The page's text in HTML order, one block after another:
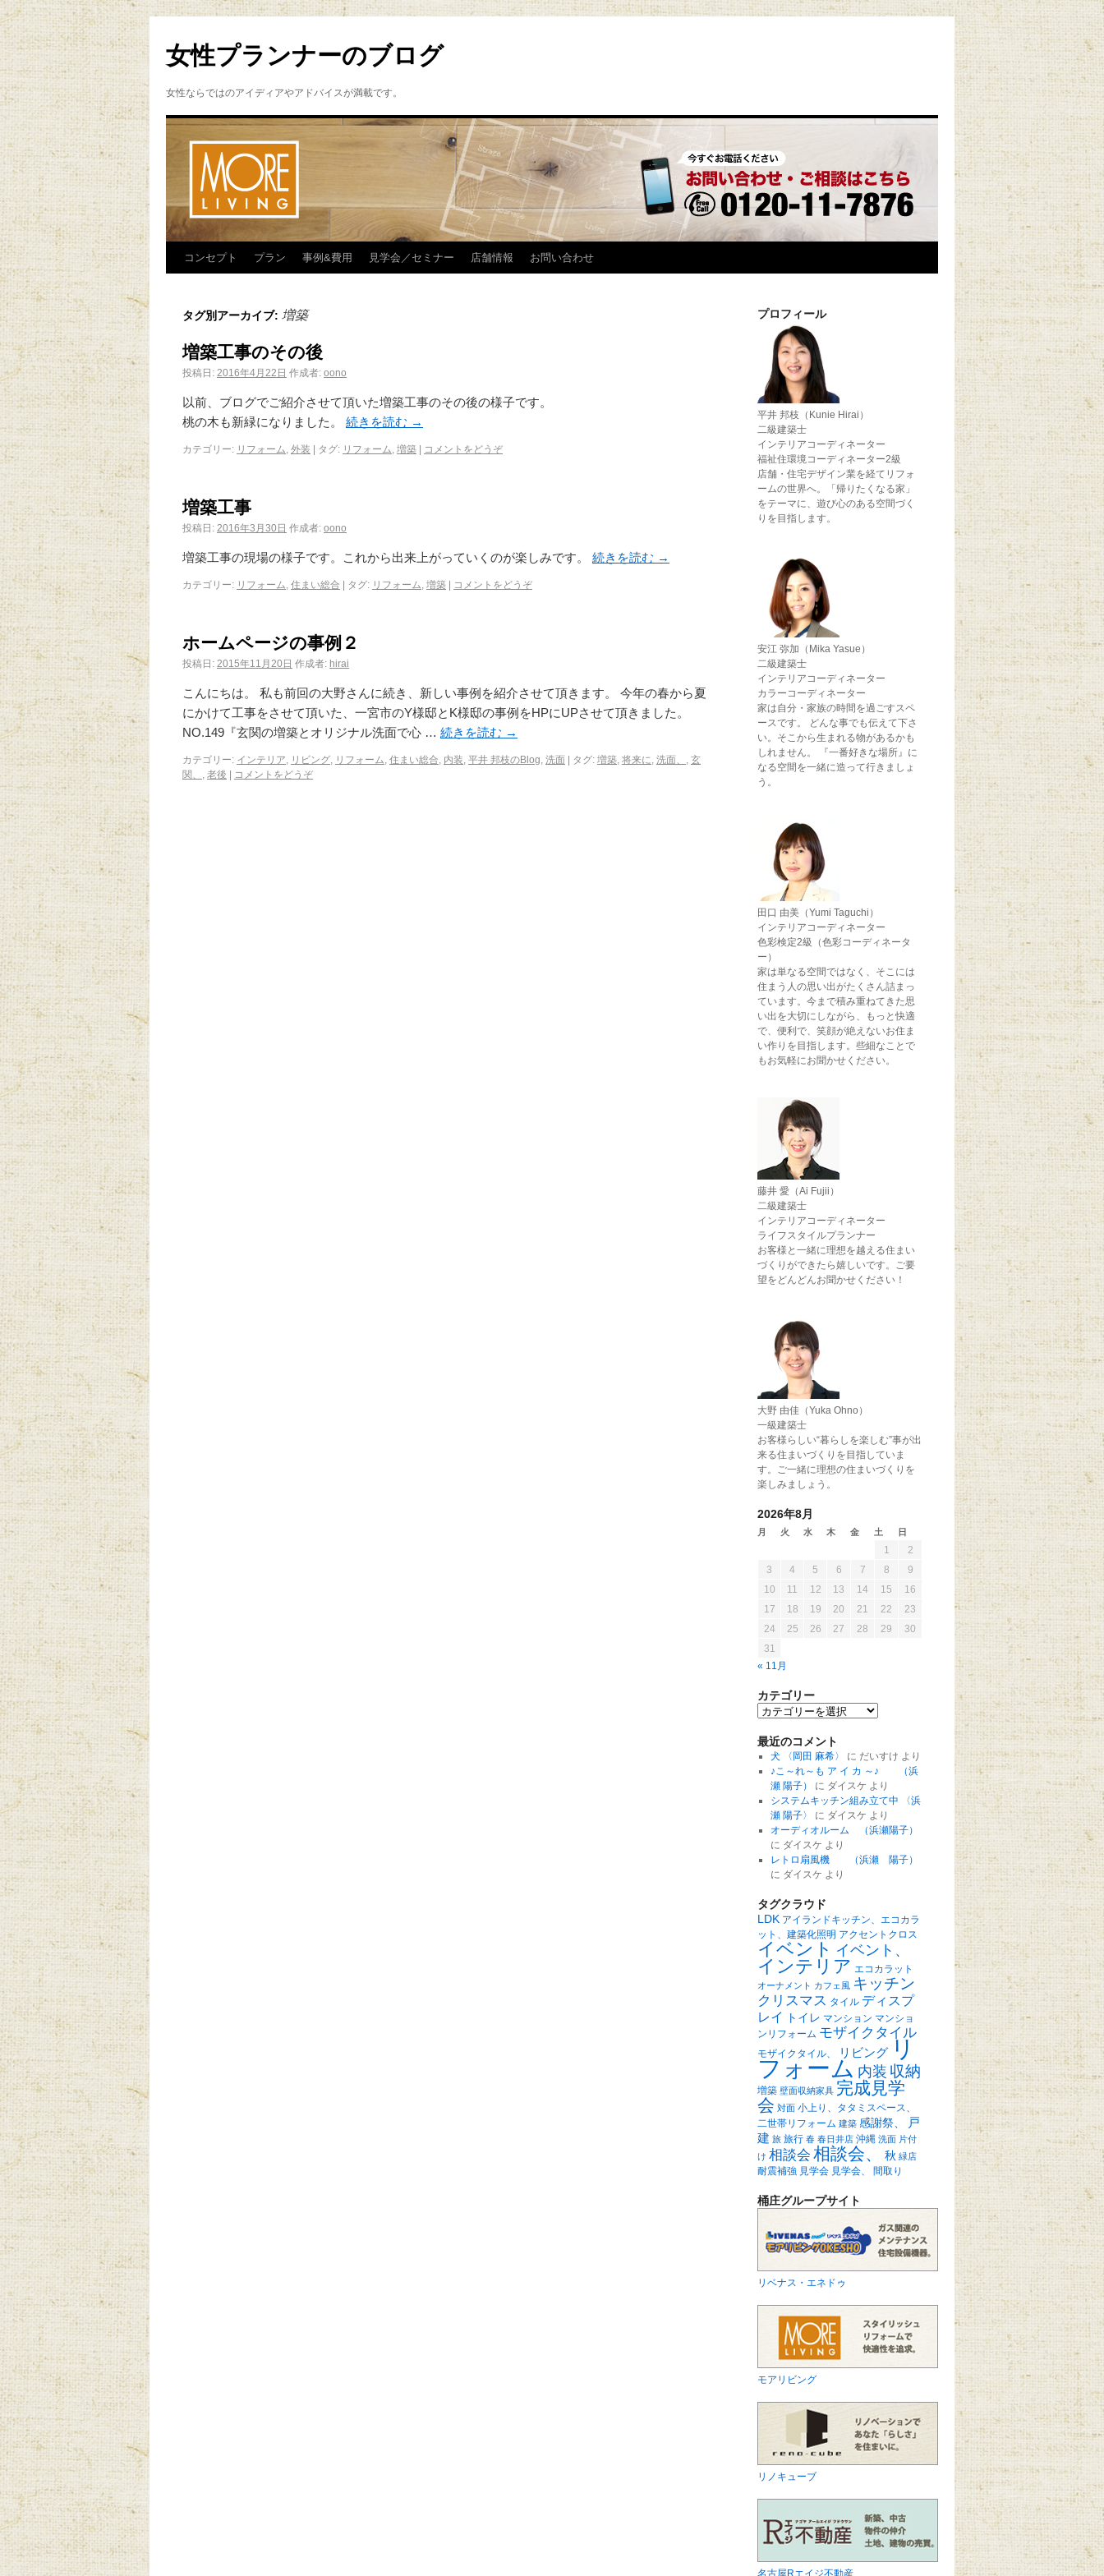
女性プランナーのブログ
女性ならではのアイディアやアドバイスが満載です。
コンセプト プラン 事例&費用 見学会／セミナー 店舗情報 お問い合わせ
タグ別アーカイブ: 増築
増築工事のその後
投稿日: 2016年4月22日 作成者: oono
以前、ブログでご紹介させて頂いた増築工事のその後の様子です。
桃の木も新緑になりました。 続きを読む →
カテゴリー: リフォーム, 外装 タグ: リフォーム, 増築 コメントをどうぞ
増築工事
投稿日: 2016年3月30日 作成者: oono
増築工事の現場の様子です。これから出来上がっていくのが楽しみです。 続きを読む →
カテゴリー: リフォーム, 住まい総合 タグ: リフォーム, 増築 コメントをどうぞ
ホームページの事例２
投稿日: 2015年11月20日 作成者: hirai
こんにちは。 私も前回の大野さんに続き、新しい事例を紹介させて頂きます。 今年の春から夏
にかけて工事をさせて頂いた、一宮市のY様邸とK様邸の事例をHPにUPさせて頂きました。
NO.149『玄関の増築とオリジナル洗面で心 … 続きを読む →
カテゴリー: インテリア, リビング, リフォーム, 住まい総合, 内装, 平井 邦枝のBlog, 洗面 タグ: 増築, 将来に, 洗面、 , 玄
関、 , 老後 コメントをどうぞ
プロフィール
平井 邦枝（Kunie Hirai）
二級建築士
インテリアコーディネーター
福祉住環境コーディネーター2級
店舗・住宅デザイン業を経てリフォ
ームの世界へ。「帰りたくなる家」
をテーマに、遊び心のある空間づく
りを目指します。
安江 弥加（Mika Yasue）
二級建築士
インテリアコーディネーター
カラーコーディネーター
家は自分・家族の時間を過ごすスペ
ースです。 どんな事でも伝えて下さ
い。そこから生まれる物があるかも
しれません。 『一番好きな場所』に
なる空間を一緒に造って行きましょ
う。
田口 由美（Yumi Taguchi）
インテリアコーディネーター
色彩検定2級（色彩コーディネータ
ー）
家は単なる空間ではなく、そこには
住まう人の思い出がたくさん詰まっ
ています。今まで積み重ねてきた思
い出を大切にしながら、もっと快適
で、便利で、笑顔が絶えないお住ま
い作りを目指します。些細なことで
もお気軽にお聞かせください。
藤井 愛（Ai Fujii）
二級建築士
インテリアコーディネーター
ライフスタイルプランナー
お客様と一緒に理想を越える住まい
づくりができたら嬉しいです。ご要
望をどんどんお聞かせください！
大野 由佳（Yuka Ohno）
一級建築士
お客様らしい“暮らしを楽しむ”事が出
来る住まいづくりを目指していま
す。ご一緒に理想の住まいづくりを
楽しみましょう。
2026年8月
月 火 水 木 金 土 日
« 11月
1
2
3
4 5 6 7 8
9
10
11 12 13 14 15
16
17
18 19 20 21 22
23
24
25 26 27 28 29
30
31
カテゴリー
最近のコメント
犬 〈岡田 麻希〉 に だいすけ より
♪こ～れ～も ア イ カ ～♪ （浜
瀬 陽子）
に ダイスケ より
システムキッチン組み立て中 〈浜
瀬 陽子〉
に ダイスケ より
オーディオルーム （浜瀬陽子）
に ダイスケ より
レトロ扇風機 （浜瀬 陽子）
に ダイスケ より
タグクラウド
LDK アイランドキッチン、エコカラ
ット、建築化照明 アクセントクロス
イベント イベント、
インテリア エコカラット
オーナメント カフェ風 キッチン
クリスマス タイル ディスプ
レイ
トイレ マンション マンショ
ンリフォーム モザイクタイル
モザイクタイル、 リビング リ
フォーム 内装 収納
増築 壁面収納家具 完成見学
会 対面 小上り、タタミスペース、
二世帯リフォーム 建築 感謝祭、
戸
建 旅 旅行 春 春日井店 沖縄 洗面 片付
け 相談会 相談会、 秋 緑店
耐震補強 見学会 見学会、 間取り
桶庄グループサイト
リベナス・エネドゥ
モアリビング
リノキューブ
名古屋Rエイジ不動産